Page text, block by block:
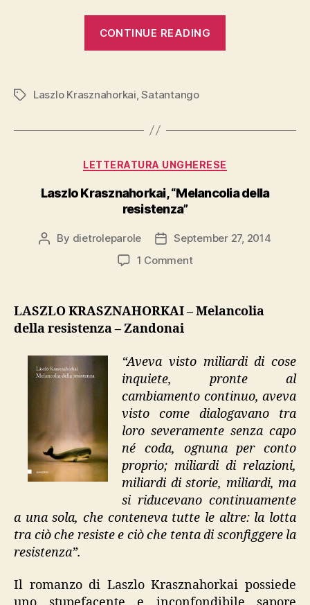
CONTINUE READING
TagsLaszlo Krasznahorkai ,Satantango
Categories
LETTERATURA UNGHERESE
Laszlo Krasznahorkai, “Melancolia della
resistenza”
Post
By dietroleparole
PostSeptember 27, 2014
1 Commenton
“Melancolia
LASZLO KRASZNAHORKAI – Melancolia
della resistenza – Zandonai
“Aveva visto miliardi di cose
inquiete, pronte al
cambiamento continuo, aveva
visto come dialogavano tra
loro severamente senza capo
né coda, ognuna per conto
proprio; miliardi di relazioni,
miliardi di storie, miliardi, ma
si riducevano continuamente
a una sola, che conteneva tutte le altre: la lotta
tra ciò che resiste e ciò che tenta di sconfiggere la
resistenza”.
Il romanzo di Laszlo Krasznahorkai possiede